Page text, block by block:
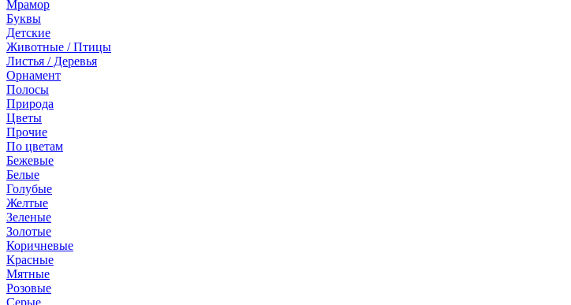
Мрамор
Буквы
Детские
Животные / Птицы
Листья / Деревья
Орнамент
Полосы
Природа
Цветы
Прочие
По цветам
Бежевые
Белые
Голубые
Желтые
Зеленые
Золотые
Коричневые
Красные
Мятные
Розовые
Серые